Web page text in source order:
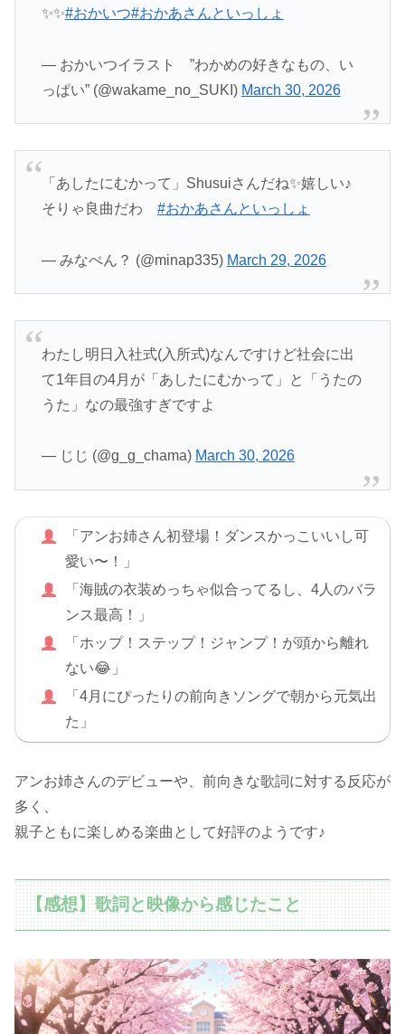
✨✨#おかいつ#おかあさんといっしょ
— おかいつイラスト ”わかめの好きなもの、い
っぱい” (@wakame_no_SUKI) March 30, 2026
「あしたにむかって」Shusuiさんだね✨嬉しい♪
そりゃ良曲だわ #おかあさんといっしょ
— みなぺん？ (@minap335) March 29, 2026
わたし明日入社式(入所式)なんですけど社会に出
て1年目の4月が「あしたにむかって」と「うたの
うた」なの最強すぎですよ
— じじ (@g_g_chama) March 30, 2026
「アンお姉さん初登場！ダンスかっこいいし可
愛い〜！」
「海賊の衣装めっちゃ似合ってるし、4人のバラ
ンス最高！」
「ホップ！ステップ！ジャンプ！が頭から離れ
ない😂」
「4月にぴったりの前向きソングで朝から元気出
た」
アンお姉さんのデビューや、前向きな歌詞に対する反応が
多く、
親子ともに楽しめる楽曲として好評のようです♪
【感想】歌詞と映像から感じたこと